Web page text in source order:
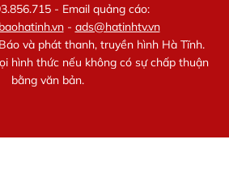
- Email quảng cáo:
- ads@hatinhtv.vn
và phát thanh, truyền hình Hà Tĩnh.
hình thức nếu không có sự chấp thuận
bằng văn bản.